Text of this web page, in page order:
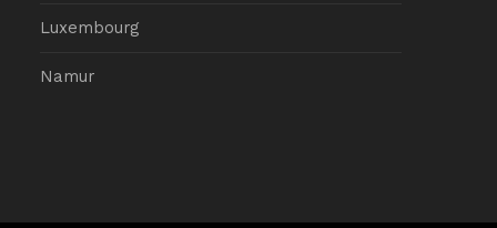
Luxembourg
Namur